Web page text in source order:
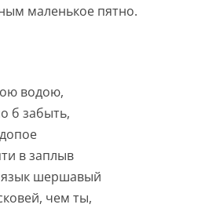
маленькое пятно.
водою,
б забыть,
в заплыв
язык шершавый
чем ты,